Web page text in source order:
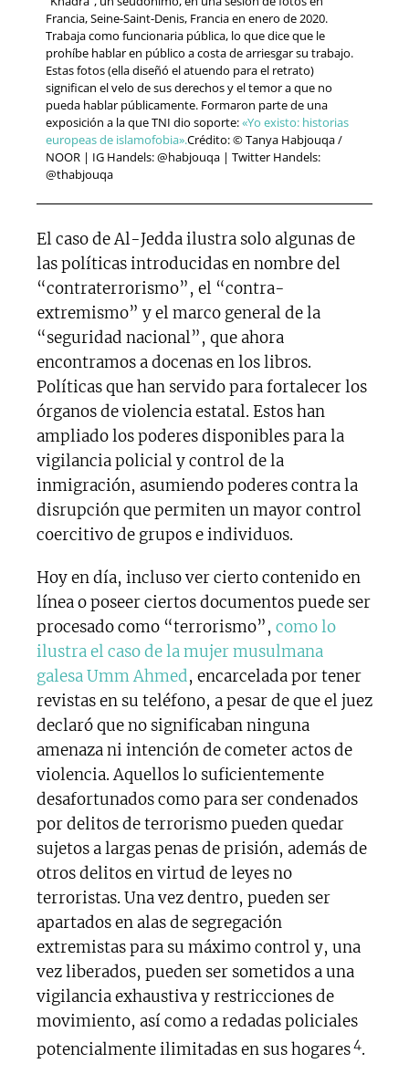
Francia, Seine-Saint-Denis, Francia en enero de 2020.
Trabaja como funcionaria pública, lo que dice que le
prohíbe hablar en público a costa de arriesgar su trabajo.
Estas fotos (ella diseñó el atuendo para el retrato)
significan el velo de sus derechos y el temor a que no
pueda hablar públicamente. Formaron parte de una
exposición a la que TNI dio soporte:«Yo existo: historias
europeas de islamofobia».Crédito: © Tanya Habjouqa /
NOOR | IG Handels: @habjouqa | Twitter Handels:
@thabjouqa
El caso de Al-Jedda ilustra solo algunas de
las políticas introducidas en nombre del
“contraterrorismo”, el “contra-
extremismo” y el marco general de la
“seguridad nacional”, que ahora
encontramos a docenas en los libros.
Políticas que han servido para fortalecer los
órganos de violencia estatal. Estos han
ampliado los poderes disponibles para la
vigilancia policial y control de la
inmigración, asumiendo poderes contra la
disrupción que permiten un mayor control
coercitivo de grupos e individuos.
Hoy en día, incluso ver cierto contenido en
línea o poseer ciertos documentos puede ser
procesado como “terrorismo”, como lo
ilustra el caso de la mujer musulmana
galesa Umm Ahmed, encarcelada por tener
revistas en su teléfono, a pesar de que el juez
declaró que no significaban ninguna
amenaza ni intención de cometer actos de
violencia. Aquellos lo suficientemente
desafortunados como para ser condenados
por delitos de terrorismo pueden quedar
sujetos a largas penas de prisión, además de
otros delitos en virtud de leyes no
terroristas. Una vez dentro, pueden ser
apartados en alas de segregación
extremistas para su máximo control y, una
vez liberados, pueden ser sometidos a una
vigilancia exhaustiva y restricciones de
movimiento, así como a redadas policiales
potencialmente ilimitadas en sus hogares4.